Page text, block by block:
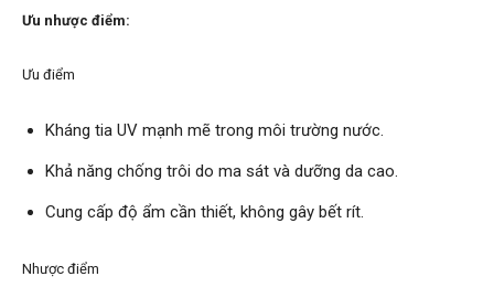
Ưu nhược điểm:
Ưu điểm
Kháng tia UV mạnh mẽ trong môi trường nước.
Khả năng chống trôi do ma sát và dưỡng da cao.
Cung cấp độ ẩm cần thiết, không gây bết rít.
Nhược điểm